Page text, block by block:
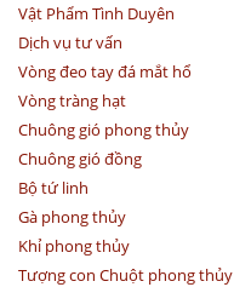
Vật Phẩm Tình Duyên
Dịch vụ tư vấn
Vòng đeo tay đá mắt hổ
Vòng tràng hạt
Chuông gió phong thủy
Chuông gió đồng
Bộ tứ linh
Gà phong thủy
Khỉ phong thủy
Tượng con Chuột phong thủy